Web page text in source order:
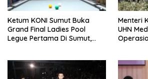
Ketum KONI Sumut Buka
Grand Final Ladies Pool
Legue Pertama Di Sumut,
Menteri
UHN